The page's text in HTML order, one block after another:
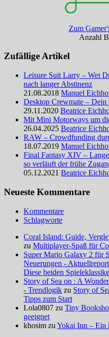
Zum
Anzahl
Zufällige Artikel
Leisure Suit Larry – Wet
nach langer Abstinenz
21.08.2018 Manuel
Desktop Crewmate –
29.11.2020 Beatrice
Mit Mini Motorways um
26.04.2025 Beatrice
RAW – Crowdfunding
18.07.2019 Manuel
Final Fantasy XIV –
so verläuft der frühe
05.12.2021 Beatrice
Neueste Kommentare
Kommentare
Schlagworte
Coral Island: Guide,
zu Multiplayer-Spaß für
Super Mario Galaxy 2 für
Neuerungen -
Diese beiden
Story of Sea on : A
- Trendlogik zu Story of
Tipps zum Start
Lola0807 zu Tiny
geeignet
khosim zu Yokai Inn – Ein